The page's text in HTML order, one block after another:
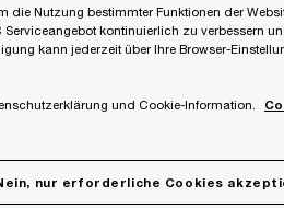
18 „Darstellung und
die Nutzung bestimmter Funktionen der
kontinuierlich zu verbessern
kann jederzeit über Ihre Browser-
und Cookie-Information.
nur erforderliche Cookies